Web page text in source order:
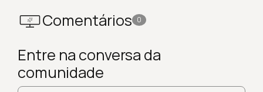
Comentários 0
Entre na conversa da
comunidade